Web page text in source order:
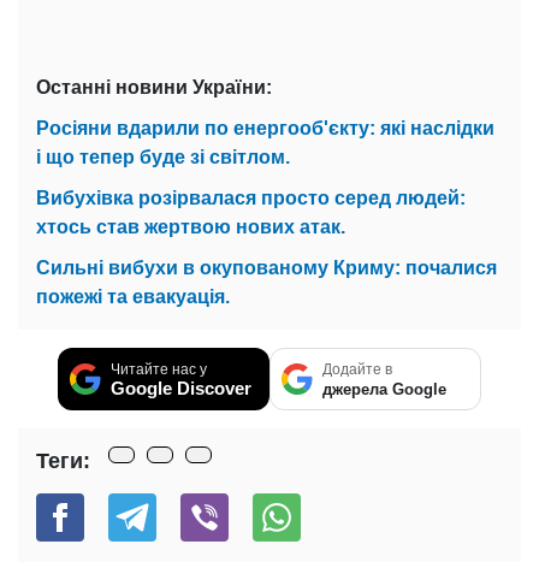
Останні новини України:
Росіяни вдарили по енергооб'єкту: які наслідки
і що тепер буде зі світлом.
Вибухівка розірвалася просто серед людей:
хтось став жертвою нових атак.
Сильні вибухи в окупованому Криму: почалися
пожежі та евакуація.
Читайте нас у
Google Discover
Додайте в
джерела Google
Теги: